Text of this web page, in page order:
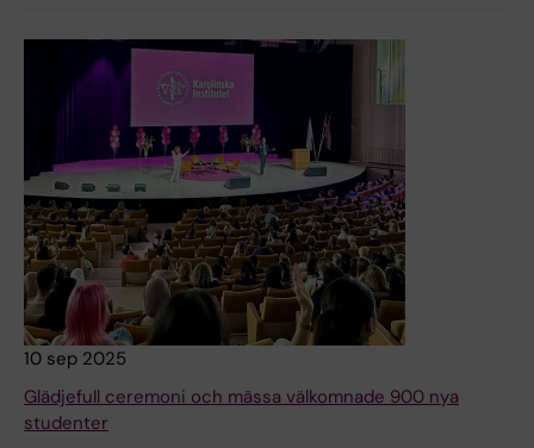
10 sep 2025
Glädjefull ceremoni och mässa välkomnade 900 nya
studenter